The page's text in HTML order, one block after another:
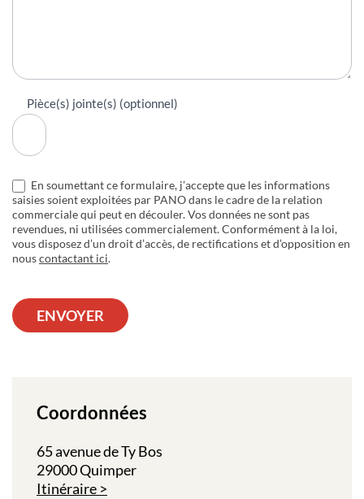
Pièce(s) jointe(s) (optionnel)
En soumettant ce formulaire, j’accepte que les informations
saisies soient exploitées par PANO dans le cadre de la relation
commerciale qui peut en découler. Vos données ne sont pas
revendues, ni utilisées commercialement. Conformément à la loi,
vous disposez d’un droit d’accès, de rectifications et d’opposition en
nouscontactant ici.
ENVOYER
Coordonnées
65 avenue de Ty Bos
29000 Quimper
Itinéraire